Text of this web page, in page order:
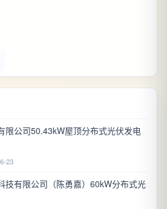
限公司50.43kW屋顶分布式光伏发电
23
技有限公司（陈勇嘉）60kW分布式光